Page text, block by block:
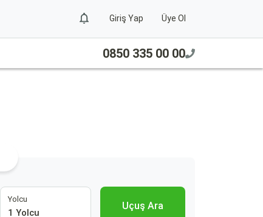
Giriş Yap Üye Ol
0850 335 00 00
Yolcu
1 Yolcu
Uçuş Ara